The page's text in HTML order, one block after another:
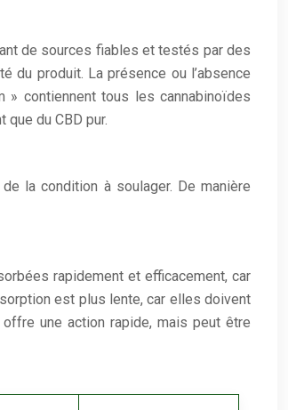
de sources fiables et testés par des
du produit. La présence ou l’absence
contiennent tous les cannabinoïdes
du CBD pur.
la condition à soulager. De manière
rapidement et efficacement, car
est plus lente, car elles doivent
une action rapide, mais peut être